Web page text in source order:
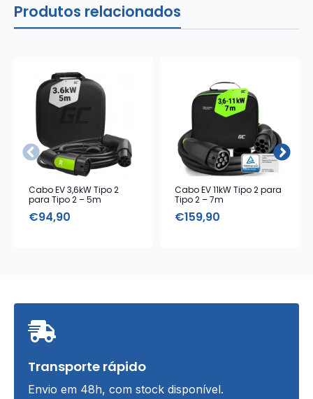
Produtos relacionados
Cabo EV 3,6kW Tipo 2
para Tipo 2 – 5m
€94,90
Cabo EV 11kW Tipo 2 para
Tipo 2 – 7m
€159,90
Transporte rápido
Envio em 48h, com stock disponível.